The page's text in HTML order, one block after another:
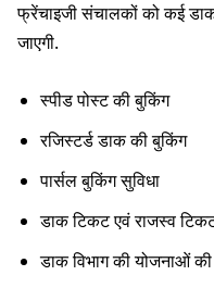
फ्रेंचाइजी संचालकों को कई
जाएगी.
स्पीड पोस्ट की बुकिंग
रजिस्टर्ड डाक की बुकिंग
पार्सल बुकिंग सुविधा
डाक टिकट एवं राजस्व
डाक विभाग की योजनाओं